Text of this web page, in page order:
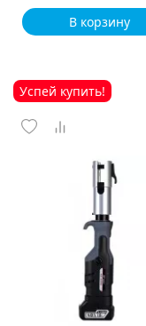
В корзину
Успей купить!